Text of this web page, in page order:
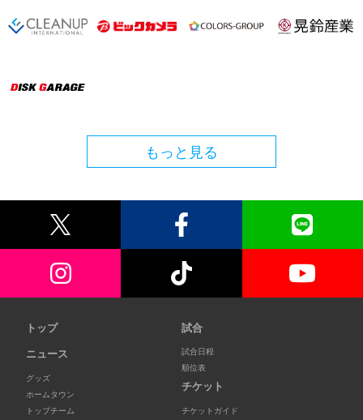
もっと見る
トップ
ニュース
グッズ
ホームタウン
トップチーム
試合
試合日程
順位表
チケット
チケットガイド